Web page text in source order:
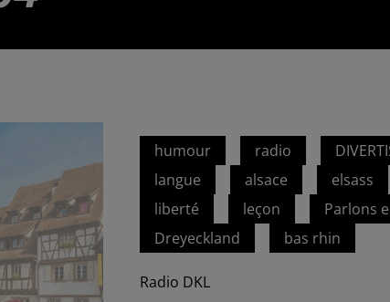
humour radio
langue
alsace elsass
liberté
leçon Parlons
Dreyeckland
bas rhin
Radio DKL